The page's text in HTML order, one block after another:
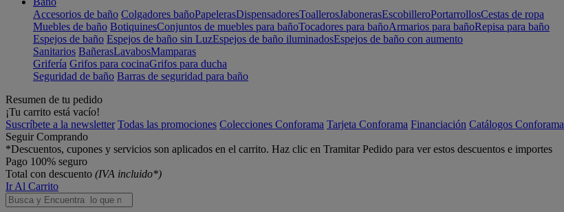
Accesorios de baño Colgadores bañoPapelerasDispensadoresToallerosJabonerasEscobilleroPortarrollosCestas de ropa
Muebles de baño BotiquinesConjuntos de muebles para bañoTocadores para bañoArmarios para bañoRepisa para baño
Espejos de baño Espejos de baño sin LuzEspejos de baño iluminadosEspejos de baño con aumento
Sanitarios BañerasLavabosMamparas
Grifería Grifos para cocinaGrifos para ducha
Seguridad de baño Barras de seguridad para baño
Resumen de tu pedido
¡Tu carrito está vacío!
Suscríbete a la newsletter Todas las promociones Colecciones Conforama Tarjeta Conforama Financiación Catálogos Conforama
Seguir Comprando
*Descuentos, cupones y servicios son aplicados en el carrito. Haz clic en Tramitar Pedido para ver estos descuentos e importes
Pago 100% seguro
Total con descuento (IVA incluido*)
Ir Al Carrito